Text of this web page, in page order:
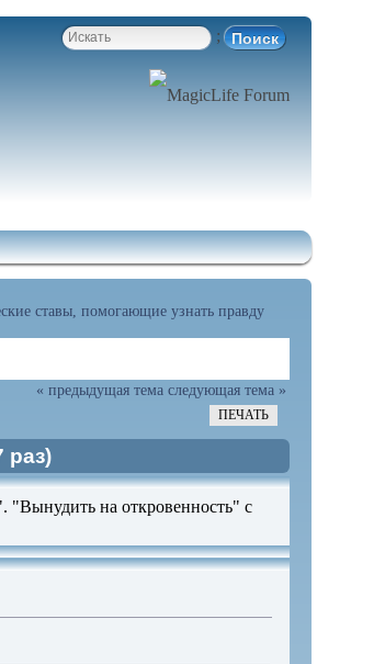
;
ставы, помогающие узнать правду
« предыдущая тема следующая тема »
ПЕЧАТЬ
раз)
"Вынудить на откровенность" с